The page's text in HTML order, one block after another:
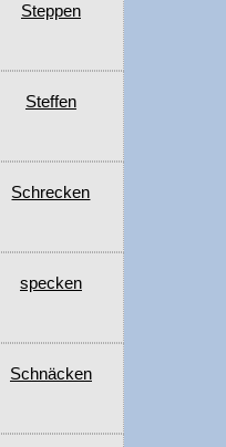
Steppen
Steffen
Schrecken
specken
Schnäcken